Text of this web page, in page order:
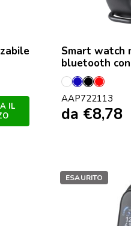
IL
Smart watch
bluetooth
Bianco
BluNeroRosso
AAP722113
da €8,78
ESAURITO